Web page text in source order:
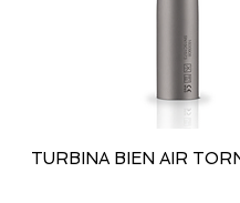
TURBINA BIEN AIR